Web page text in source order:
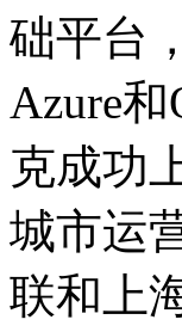
础平台
Azure
克成功
城市运
联和上